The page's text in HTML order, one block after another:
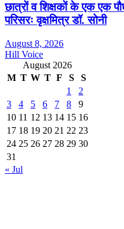
छात्रों व शिक्षकों के एक एक
परिसरः वृक्षमित्र डॉ. सोनी
August 8, 2026
Hill Voice
August 2026
M T W T F S
S
1
2
3
4 5 6 7 8
9
10 11 12 13 14 15 16
17 18 19 20 21 22 23
24 25 26 27 28 29 30
31
« Jul